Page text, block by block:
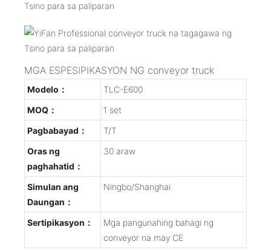
MGA ESPESIPIKASYON NG conveyor truck
Modelo：
TLC-E600
MOQ：
1 set
Pagbabayad：
T/T
Oras ng
paghahatid：
30 araw
Simulan ang
Daungan：
Ningbo/Shanghai
Sertipikasyon：
Mga pangunahing bahagi ng
conveyor na may CE